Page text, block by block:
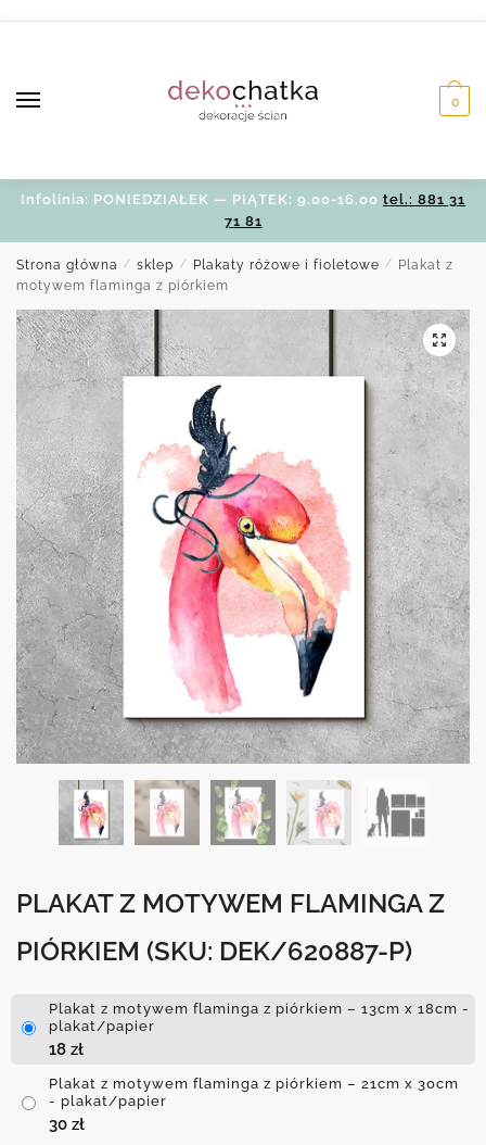
0
Infolinia: PONIEDZIAŁEK — PIĄTEK: 9.00-16.00 tel.: 881 31
71 81
Strona główna / sklep / Plakaty różowe i fioletowe /
Plakat z
motywem flaminga z piórkiem
PLAKAT Z MOTYWEM FLAMINGA Z
PIÓRKIEM (SKU: DEK/620887-P)
Plakat z motywem flaminga z piórkiem – 13cm x 18cm -
plakat/papier
18 zł
Plakat z motywem flaminga z piórkiem – 21cm x 30cm
- plakat/papier
30 zł